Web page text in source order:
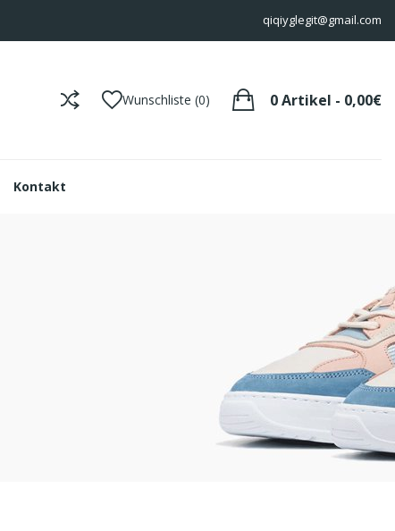
qiqiyglegit@gmail.com
Wunschliste (0) 0 Artikel - 0,00€
Kontakt